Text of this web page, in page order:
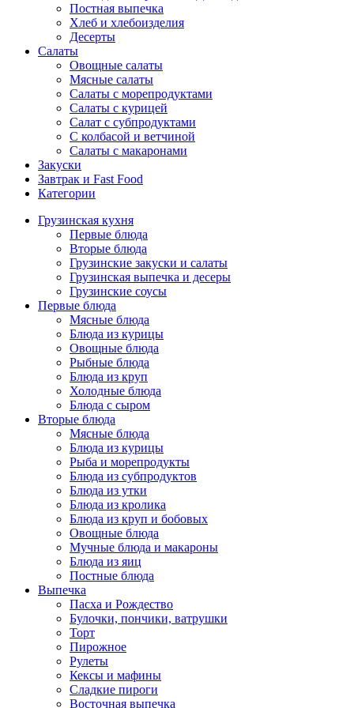
Постная выпечка
Хлеб и хлебоизделия
Десерты
Салаты
Овощные салаты
Мясные салаты
Салаты с морепродуктами
Салаты с курицей
Салат с субпродуктами
С колбасой и ветчиной
Салаты с макаронами
Закуски
Завтрак и Fast Food
Категории
Грузинская кухня
Первые блюда
Вторые блюда
Грузинские закуски и салаты
Грузинская выпечка и десеры
Грузинские соусы
Первые блюда
Мясные блюда
Блюда из курицы
Овощные блюда
Рыбные блюда
Блюда из круп
Холодные блюда
Блюда с сыром
Вторые блюда
Мясные блюда
Блюда из курицы
Рыба и морепродукты
Блюда из субпродуктов
Блюда из утки
Блюда из кролика
Блюда из круп и бобовых
Овощные блюда
Мучные блюда и макароны
Блюда из яиц
Постные блюда
Выпечка
Пасха и Рождество
Булочки, пончики, ватрушки
Торт
Пирожное
Рулеты
Кексы и мафины
Сладкие пироги
Восточная выпечка